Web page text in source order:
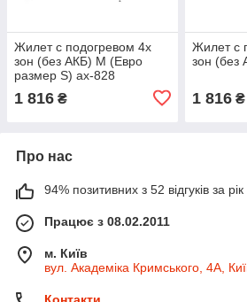
Жилет с подогревом 4х
зон (без АКБ) M (Евро
размер S) ax-828
1 816 ₴
Жилет с
зон (без
1 816₴
Про нас
94% позитивних з 52 відгуків за рік
Працює з 08.02.2011
м. Київ
вул. Академіка Кримського, 4А,